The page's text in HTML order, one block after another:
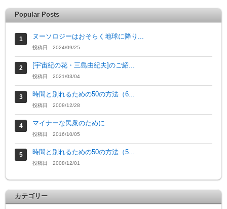
Popular Posts
ヌーソロジーはおそらく地球に降り...
投稿日 2024/09/25
[宇宙紀の花・三島由紀夫]のご紹...
投稿日 2021/03/04
時間と別れるための50の方法（6...
投稿日 2008/12/28
マイナーな民衆のために
投稿日 2016/10/05
時間と別れるための50の方法（5...
投稿日 2008/12/01
カテゴリー